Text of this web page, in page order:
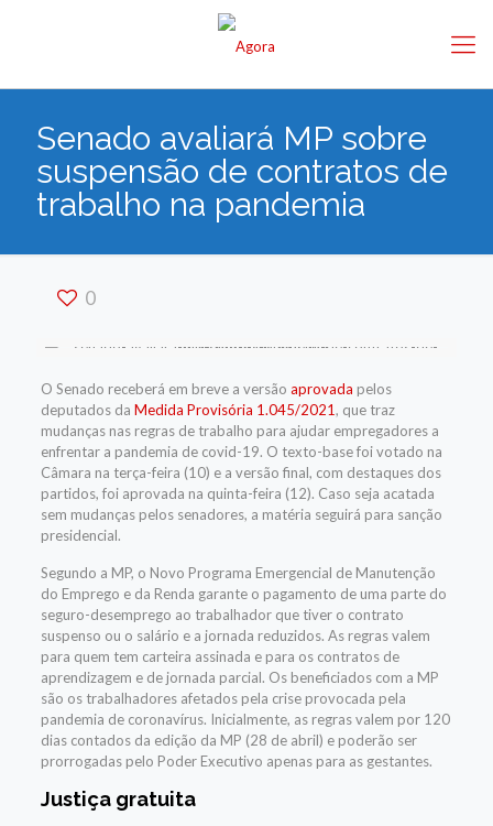
Senado avaliará MP sobre
suspensão de contratos de
trabalho na pandemia
0
O Senado receberá em breve a versão aprovada pelos
deputados da Medida Provisória 1.045/2021, que traz
mudanças nas regras de trabalho para ajudar empregadores a
enfrentar a pandemia de covid-19. O texto-base foi votado na
Câmara na terça-feira (10) e a versão final, com destaques dos
partidos, foi aprovada na quinta-feira (12). Caso seja acatada
sem mudanças pelos senadores, a matéria seguirá para sanção
presidencial.
Segundo a MP, o Novo Programa Emergencial de Manutenção
do Emprego e da Renda garante o pagamento de uma parte do
seguro-desemprego ao trabalhador que tiver o contrato
suspenso ou o salário e a jornada reduzidos. As regras valem
para quem tem carteira assinada e para os contratos de
aprendizagem e de jornada parcial. Os beneficiados com a MP
são os trabalhadores afetados pela crise provocada pela
pandemia de coronavírus. Inicialmente, as regras valem por 120
dias contados da edição da MP (28 de abril) e poderão ser
prorrogadas pelo Poder Executivo apenas para as gestantes.
Justiça gratuita